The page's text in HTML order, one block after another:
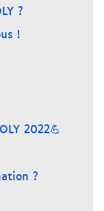
?
!
2022💪
?